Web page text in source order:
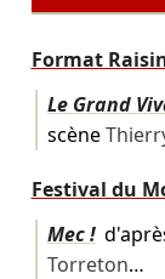
Format
Le Grand
scène
Festival du
Mec !
Torreton…